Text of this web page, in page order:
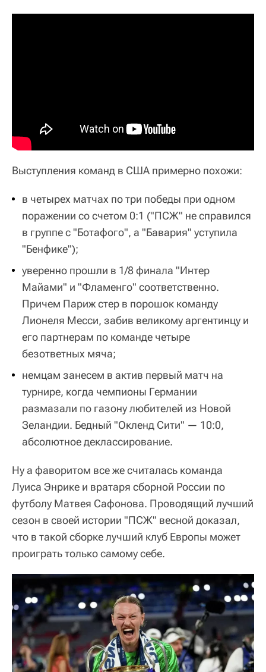
Выступления команд в США примерно похожи:
в четырех матчах по три победы при одном
поражении со счетом 0:1 ("ПСЖ" не справился
в группе с "Ботафого", а "Бавария" уступила
"Бенфике");
уверенно прошли в 1/8 финала "Интер
Майами" и "Фламенго" соответственно.
Причем Париж стер в порошок команду
Лионеля Месси, забив великому аргентинцу и
его партнерам по команде четыре
безответных мяча;
немцам занесем в актив первый матч на
турнире, когда чемпионы Германии
размазали по газону любителей из Новой
Зеландии. Бедный "Окленд Сити" — 10:0,
абсолютное деклассирование.
Ну а фаворитом все же считалась команда
Луиса Энрике и вратаря сборной России по
футболу Матвея Сафонова. Проводящий лучший
сезон в своей истории "ПСЖ" весной доказал,
что в такой сборке лучший клуб Европы может
проиграть только самому себе.